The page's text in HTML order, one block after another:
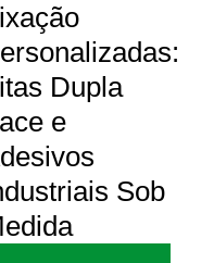
Dupla
e
Sob